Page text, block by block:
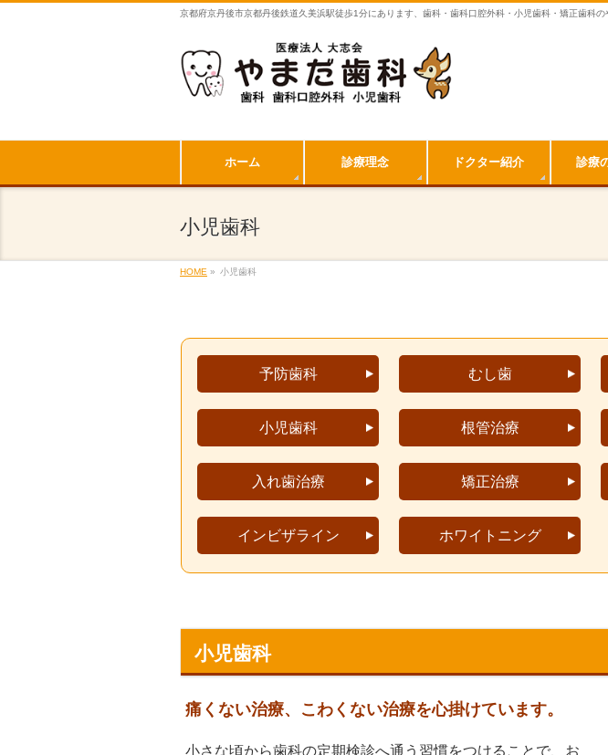
京都府京丹後市京都丹後鉄道久美浜駅徒歩1分にあります、歯科・歯科口腔外科・小児歯科・矯正歯科の
ホーム 診療理念 ドクター紹介 診療
小児歯科
HOME » 小児歯科
予防歯科 むし歯
小児歯科 根管治療
入れ歯治療 矯正治療
インビザライン ホワイトニング
小児歯科
痛くない治療、こわくない治療を心掛けています。
小さな頃から歯科の定期検診へ通う習慣をつけることで、お